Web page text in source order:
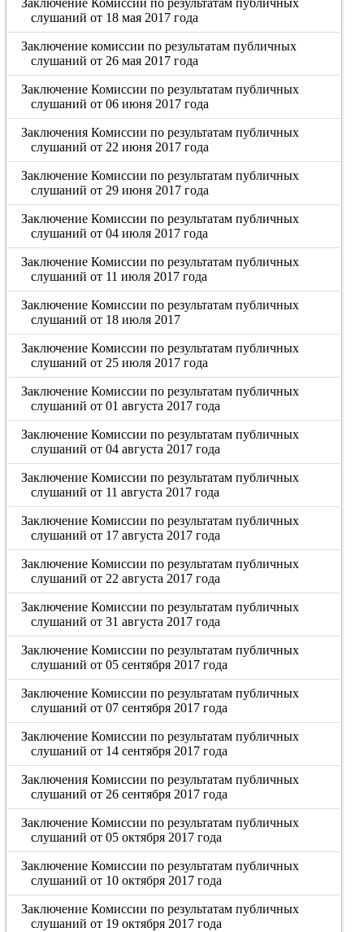
Заключение Комиссии по результатам публичных
слушаний от 18 мая 2017 года
Заключение комиссии по результатам публичных
слушаний от 26 мая 2017 года
Заключение Комиссии по результатам публичных
слушаний от 06 июня 2017 года
Заключения Комиссии по результатам публичных
слушаний от 22 июня 2017 года
Заключение Комиссии по результатам публичных
слушаний от 29 июня 2017 года
Заключение Комиссии по результатам публичных
слушаний от 04 июля 2017 года
Заключение Комиссии по результатам публичных
слушаний от 11 июля 2017 года
Заключение Комиссии по результатам публичных
слушаний от 18 июля 2017
Заключение Комиссии по результатам публичных
слушаний от 25 июля 2017 года
Заключение Комиссии по результатам публичных
слушаний от 01 августа 2017 года
Заключение Комиссии по результатам публичных
слушаний от 04 августа 2017 года
Заключение Комиссии по результатам публичных
слушаний от 11 августа 2017 года
Заключение Комиссии по результатам публичных
слушаний от 17 августа 2017 года
Заключение Комиссии по результатам публичных
слушаний от 22 августа 2017 года
Заключение Комиссии по результатам публичных
слушаний от 31 августа 2017 года
Заключение Комиссии по результатам публичных
слушаний от 05 сентября 2017 года
Заключение Комиссии по результатам публичных
слушаний от 07 сентября 2017 года
Заключение Комиссии по результатам публичных
слушаний от 14 сентября 2017 года
Заключения Комиссии по результатам публичных
слушаний от 26 сентября 2017 года
Заключение Комиссии по результатам публичных
слушаний от 05 октября 2017 года
Заключение Комиссии по результатам публичных
слушаний от 10 октября 2017 года
Заключение Комиссии по результатам публичных
слушаний от 19 октября 2017 года